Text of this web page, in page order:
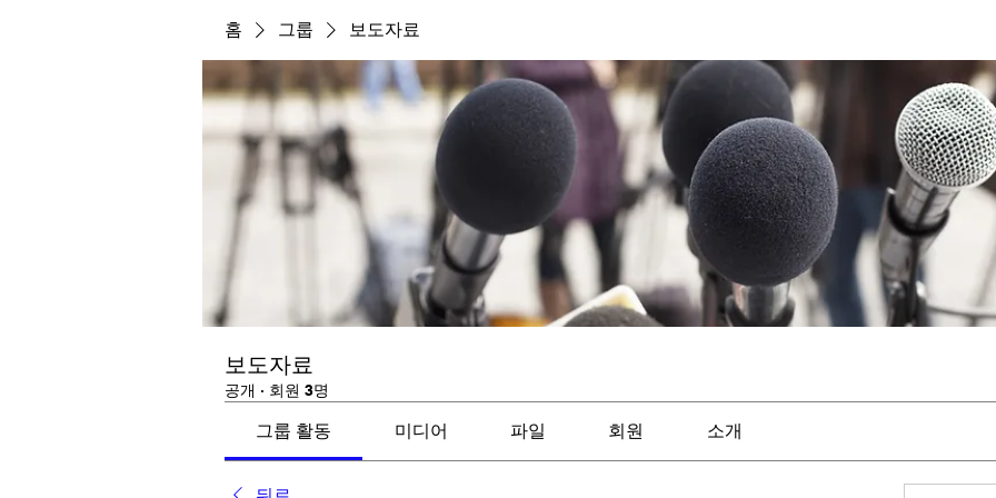
홈 그룹 보도자료
보도자료
공개 · 회원 3명
그룹 활동 미디어 파일 회원 소개